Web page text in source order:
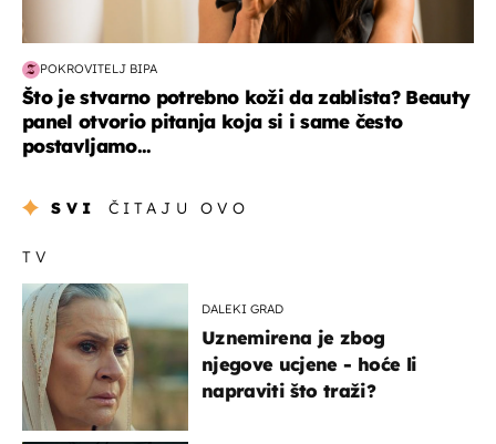
POKROVITELJ BIPA
Što je stvarno potrebno koži da zablista? Beauty
panel otvorio pitanja koja si i same često
postavljamo...
SVI ČITAJU OVO
TV
DALEKI GRAD
Uznemirena je zbog
njegove ucjene - hoće li
napraviti što traži?